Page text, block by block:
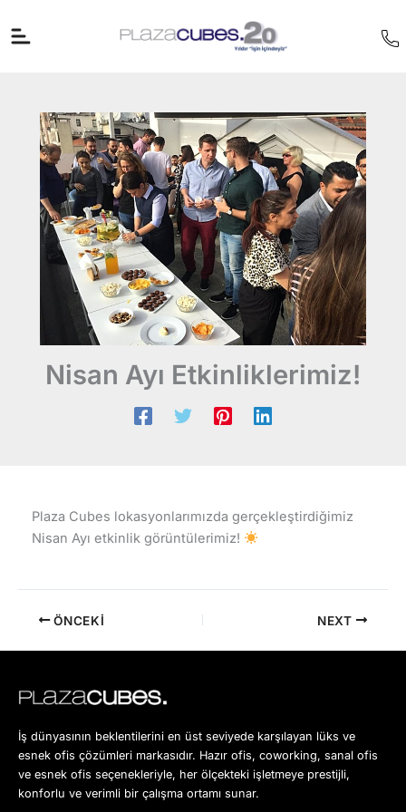
atla
Nisan Ayı Etkinliklerimiz!
Plaza Cubes lokasyonlarımızda gerçekleştirdiğimiz
Nisan Ayı etkinlik görüntülerimiz!
ÖNCEKI NEXT
İş dünyasının beklentilerini en üst seviyede karşılayan lüks ve
esnek ofis çözümleri markasıdır. Hazır ofis, coworking, sanal ofis
ve esnek ofis seçenekleriyle, her ölçekteki işletmeye prestijli,
konforlu ve verimli bir çalışma ortamı sunar.